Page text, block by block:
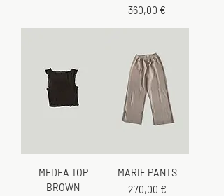
Cena
360,00 €
MEDEA TOP
BROWN
MARIE PANTS
Cena
270,00 €